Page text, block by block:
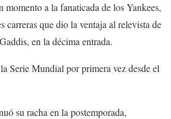
momento a la fanaticada de los Yankees,
carreras que dio la ventaja al relevista de
en la décima entrada.
Serie Mundial por primera vez desde el
su racha en la postemporada,